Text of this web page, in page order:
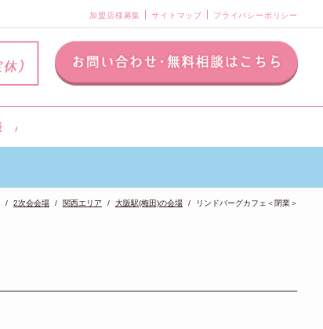
加盟店様募集 サイトマップ プライバシーポリシー
2次会会場 関西エリア 大阪駅(梅田)の会場 リンドバーグカフェ＜閉業＞